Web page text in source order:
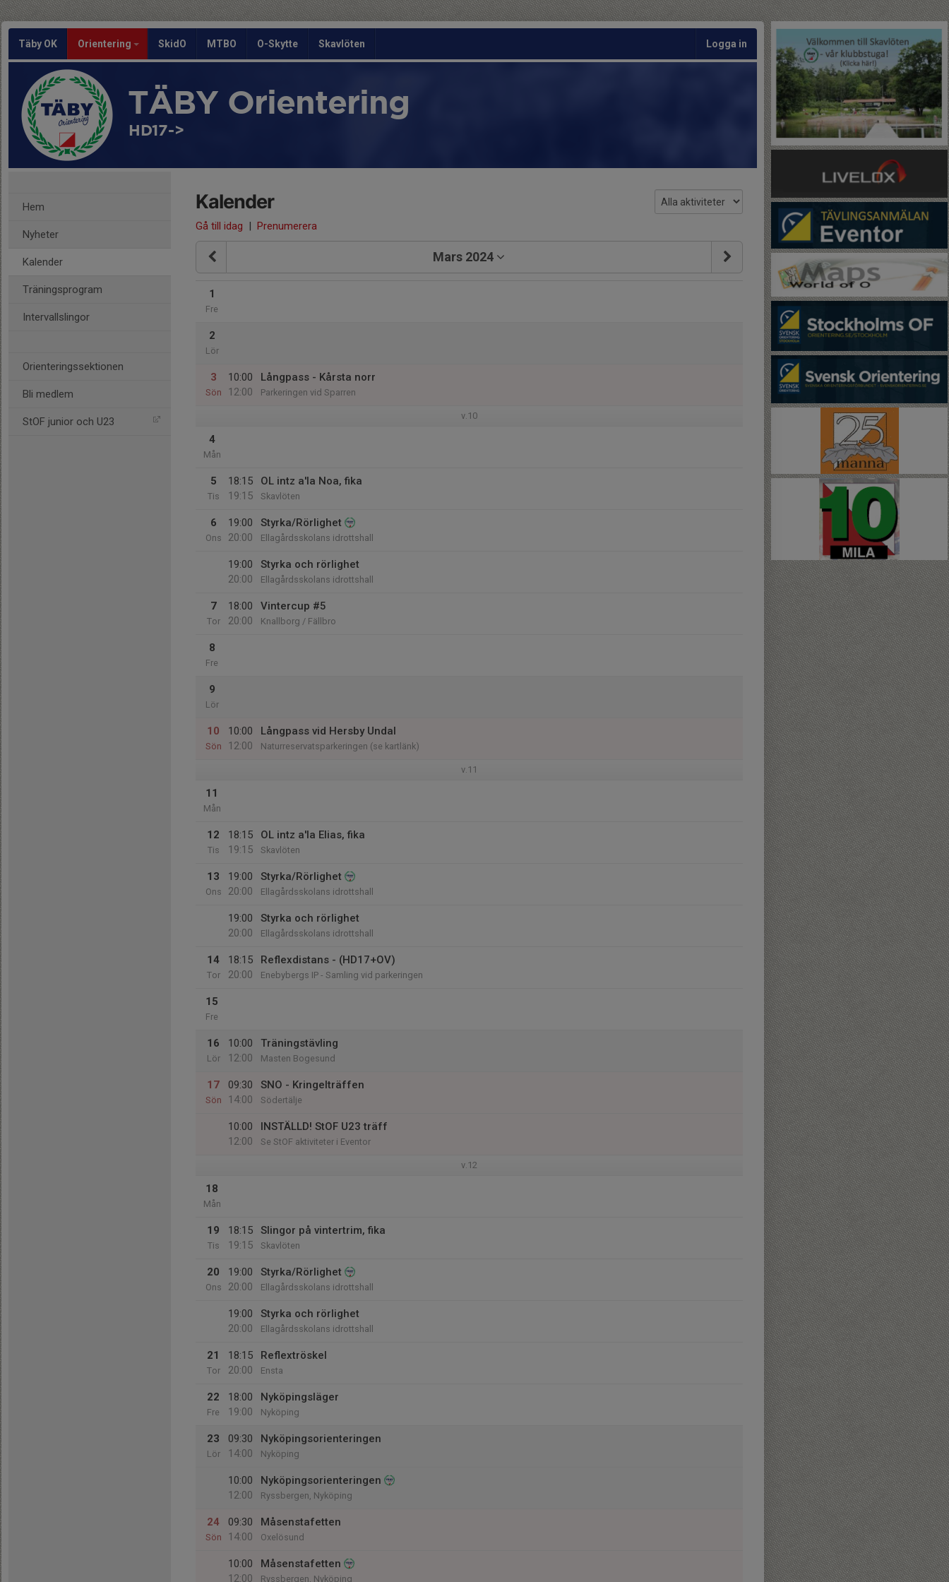
Täby OK Orientering SkidO MTBO O-Skytte Skavlöten Logga in
TÄBY Orientering
HD17->
Hem
Nyheter
Kalender
Träningsprogram
Intervallslingor
Orienteringssektionen
Bli medlem
StOF junior och U23
Kalender
Gå till idag | Prenumerera
Mars 2024
1
Fre
2
Lör
3
Sön
10:00
12:00
Långpass - Kårsta norr
Parkeringen vid Sparren
v.10
4
Mån
5
Tis
18:15
19:15
OL intz a'la Noa, fika
Skavlöten
6
Ons
19:00
20:00
Styrka/Rörlighet
Ellagårdsskolans idrottshall
19:00
20:00
Styrka och rörlighet
Ellagårdsskolans idrottshall
7
Tor
18:00
20:00
Vintercup #5
Knallborg / Fällbro
8
Fre
9
Lör
10
Sön
10:00
12:00
Långpass vid Hersby Undal
Naturreservatsparkeringen (se kartlänk)
v.11
11
Mån
12
Tis
18:15
19:15
OL intz a'la Elias, fika
Skavlöten
13
Ons
19:00
20:00
Styrka/Rörlighet
Ellagårdsskolans idrottshall
19:00
20:00
Styrka och rörlighet
Ellagårdsskolans idrottshall
14
Tor
18:15
20:00
Reflexdistans - (HD17+OV)
Enebybergs IP - Samling vid parkeringen
15
Fre
16
Lör
10:00
12:00
Träningstävling
Masten Bogesund
17
Sön
09:30
14:00
SNO - Kringelträffen
Södertälje
10:00
12:00
INSTÄLLD! StOF U23 träff
Se StOF aktiviteter i Eventor
v.12
18
Mån
19
Tis
18:15
19:15
Slingor på vintertrim, fika
Skavlöten
20
Ons
19:00
20:00
Styrka/Rörlighet
Ellagårdsskolans idrottshall
19:00
20:00
Styrka och rörlighet
Ellagårdsskolans idrottshall
21
Tor
18:15
20:00
Reflextröskel
Ensta
22
Fre
18:00
19:00
Nyköpingsläger
Nyköping
23
Lör
09:30
14:00
Nyköpingsorienteringen
Nyköping
10:00
12:00
Nyköpingsorienteringen
Ryssbergen, Nyköping
24
Sön
09:30
14:00
Måsenstafetten
Oxelösund
10:00
12:00
Måsenstafetten
Ryssbergen, Nyköping